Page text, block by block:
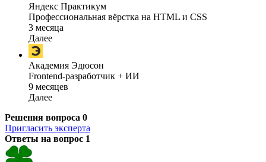
Яндекс Практикум
Профессиональная вёрстка на HTML и CSS
3 месяца
Далее
Академия Эдюсон
Frontend-разработчик + ИИ
9 месяцев
Далее
Решения вопроса 0
Пригласить эксперта
Ответы на вопрос 1